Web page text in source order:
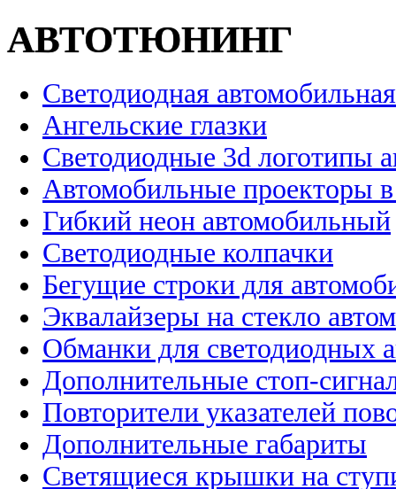
АВТОТЮНИНГ
Светодиодная
Ангельские глазки
Светодиодные 3d логотипы
Автомобильные проекторы
Гибкий неон автомобильный
Светодиодные колпачки
Бегущие строки для
Эквалайзеры на стекло
Обманки для светодиодных
Дополнительные стоп-
Повторители указателей
Дополнительные габариты
Светящиеся крышки на